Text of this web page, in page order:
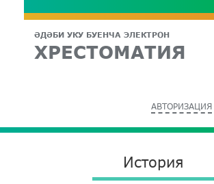
ӘДӘБИ УКУ БУЕНЧА ЭЛЕКТРОН
ХРЕСТОМАТИЯ
АВТОРИЗАЦИЯ
История